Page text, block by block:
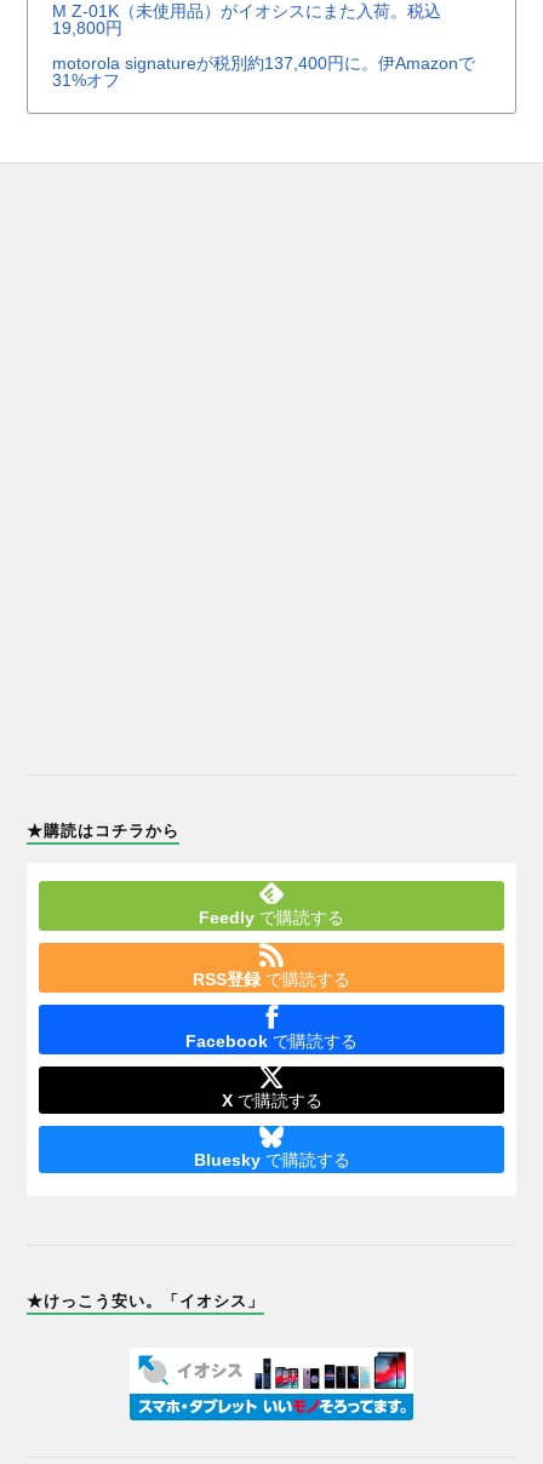
M Z-01K（未使用品）がイオシスにまた入荷。税込
19,800円
motorola signatureが税別約137,400円に。伊Amazonで
31%オフ
★購読はコチラから
Feedly で購読する
RSS登録 で購読する
Facebook で購読する
Xで購読する
Blueskyで購読する
★けっこう安い。「イオシス」